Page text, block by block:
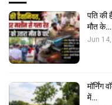
पति की
मौत के…
Jun
मॉर्निंग
में…